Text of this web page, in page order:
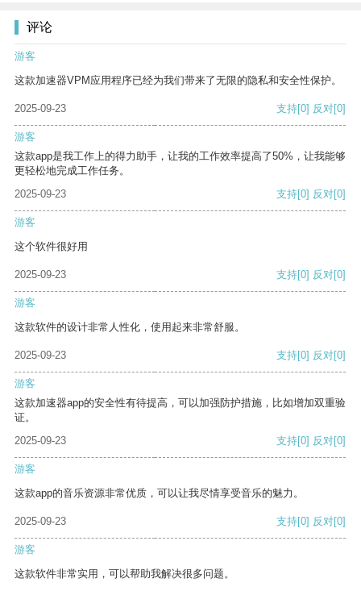
评论
游客
这款加速器VPM应用程序已经为我们带来了无限的隐私和安全性保护。
2025-09-23 支持[0] 反对[0]
游客
这款app是我工作上的得力助手，让我的工作效率提高了50%，让我能够
更轻松地完成工作任务。
2025-09-23
支持[0] 反对[0]
游客
这个软件很好用
2025-09-23 支持[0] 反对[0]
游客
这款软件的设计非常人性化，使用起来非常舒服。
2025-09-23 支持[0] 反对[0]
游客
这款加速器app的安全性有待提高，可以加强防护措施，比如增加双重验
证。
2025-09-23
支持[0] 反对[0]
游客
这款app的音乐资源非常优质，可以让我尽情享受音乐的魅力。
2025-09-23 支持[0] 反对[0]
游客
这款软件非常实用，可以帮助我解决很多问题。